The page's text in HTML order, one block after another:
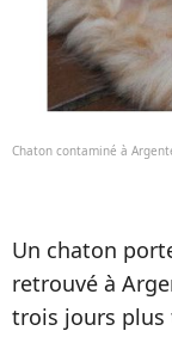
Chaton contaminé à
Un chaton
retrouvé à
trois jours